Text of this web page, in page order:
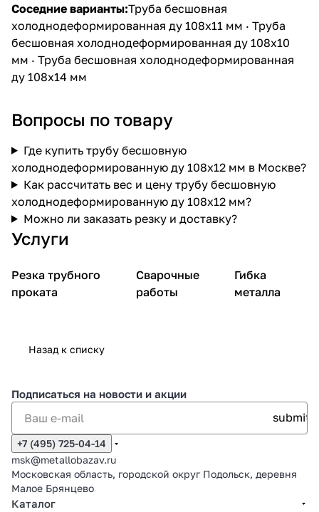
Соседние варианты:Труба бесшовная
холоднодеформированная ду 108х11 мм · Труба
бесшовная холоднодеформированная ду 108х10
мм · Труба бесшовная холоднодеформированная
ду 108х14 мм
Вопросы по товару
Где купить трубу бесшовную
холоднодеформированную ду 108х12 мм в Москве?
Как рассчитать вес и цену трубу бесшовную
холоднодеформированную ду 108х12 мм?
Можно ли заказать резку и доставку?
Услуги
Резка трубного
проката
Сварочные
работы
Гибка
металла
Назад к списку
Подписаться на новости и акции
+7 (495) 725-04-14
msk@metallobazav.ru
Московская область, городской округ Подольск, деревня
Малое Брянцево
Каталог